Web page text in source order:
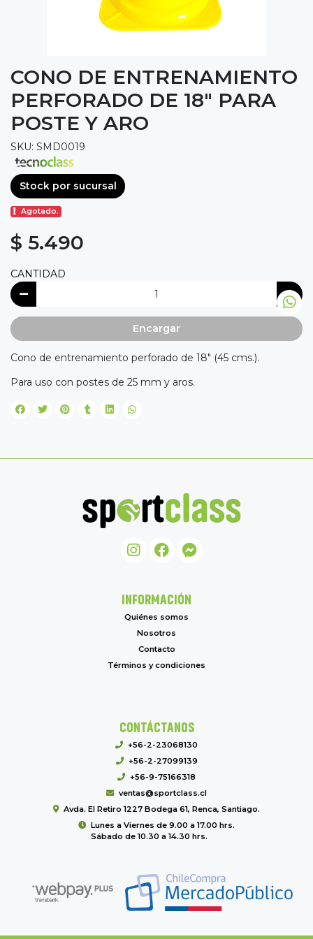
CONO DE ENTRENAMIENTO
PERFORADO DE 18" PARA
POSTE Y ARO
SKU: SMD0019
Stock por sucursal
Agotado.
$ 5.490
CANTIDAD
Encargar
Cono de entrenamiento perforado de 18" (45 cms.).
Para uso con postes de 25 mm y aros.
INFORMACIÓN
Quiénes somos
Nosotros
Contacto
Términos y condiciones
CONTÁCTANOS
+56-2-23068130
+56-2-27099139
+56-9-75166318
ventas@sportclass.cl
Avda. El Retiro 1227 Bodega 61, Renca, Santiago.
Lunes a Viernes de 9.00 a 17.00 hrs.
Sábado de 10.30 a 14.30 hrs.